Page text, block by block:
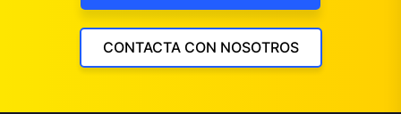
CONTACTA CON NOSOTROS